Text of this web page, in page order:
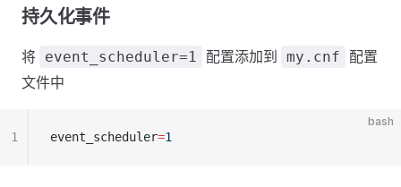
持久化事件
将 event_scheduler=1 配置添加到 my.cnf
配置
文件中
bash
event_scheduler=1
1